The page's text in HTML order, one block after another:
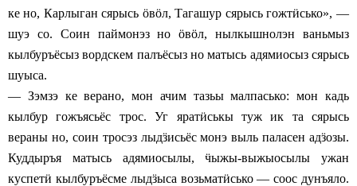
ке но, Карлыган сярысь ӧвӧл, Тагашур сярысь гожтӥсько», —
шуэ со. Соин паймонэз ноӧвӧл, нылкышнолэн ваньмыз
кылбуръёсыз вордскем палъёсыз но матысь адямиосыз сярысь
шуыса.
— Зэмзэ ке верано, мон ачим тазьы малпасько: мон кадь
кылбур гожъясьёс трос. Уг яратӥськы туж ик та сярысь
вераны но, соин тросэз лыдӟисьёс монэ выль паласен адӟозы.
Куддыръя матысь адямиосылы,ӵыжы-выжыосылы ужан
куспетӥ кылбуръёсме лыдӟыса возьматӥсько — соос дунъяло.